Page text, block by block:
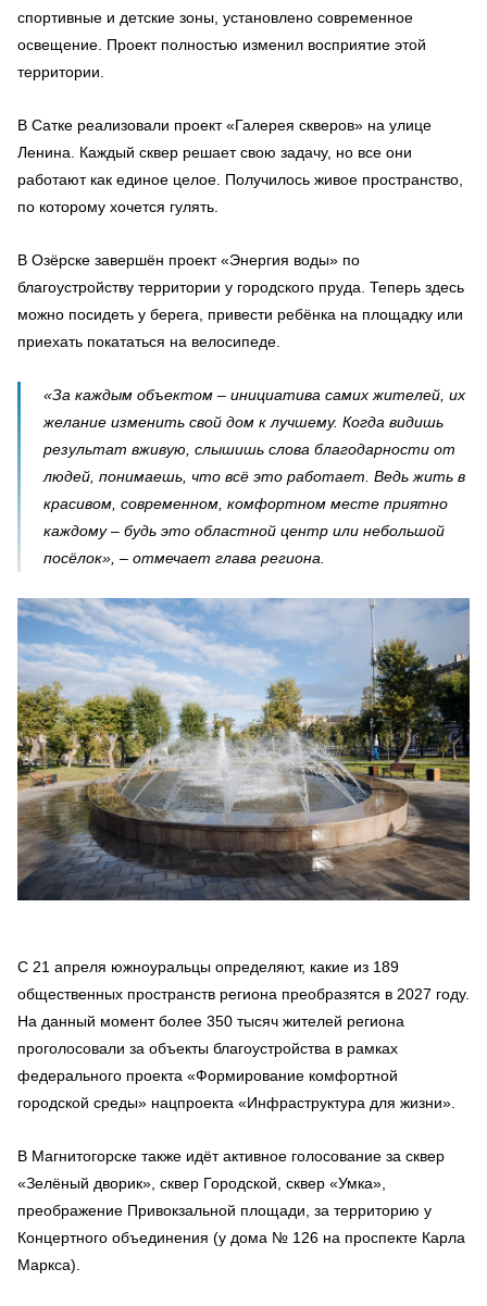
спортивные и детские зоны, установлено современное
освещение. Проект полностью изменил восприятие этой
территории.
В Сатке реализовали проект «Галерея скверов» на улице
Ленина. Каждый сквер решает свою задачу, но все они
работают как единое целое. Получилось живое пространство,
по которому хочется гулять.
В Озёрске завершён проект «Энергия воды» по
благоустройству территории у городского пруда. Теперь здесь
можно посидеть у берега, привести ребёнка на площадку или
приехать покататься на велосипеде.
«За каждым объектом – инициатива самих жителей, их
желание изменить свой дом к лучшему. Когда видишь
результат вживую, слышишь слова благодарности от
людей, понимаешь, что всё это работает. Ведь жить в
красивом, современном, комфортном месте приятно
каждому – будь это областной центр или небольшой
посёлок», – отмечает глава региона.
С 21 апреля южноуральцы определяют, какие из 189
общественных пространств региона преобразятся в 2027 году.
На данный момент более 350 тысяч жителей региона
проголосовали за объекты благоустройства в рамках
федерального проекта «Формирование комфортной
городской среды» нацпроекта «Инфраструктура для жизни».
В Магнитогорске также идёт активное голосование за сквер
«Зелёный дворик», сквер Городской, сквер «Умка»,
преображение Привокзальной площади, за территорию у
Концертного объединения (у дома № 126 на проспекте Карла
Маркса).